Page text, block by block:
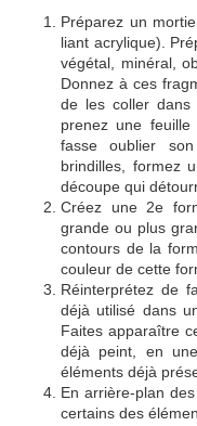
Préparez un
liant acrylique).
végétal, minéral,
Donnez à ces
de les coller dans
prenez une
fasse oublier
brindilles, formez
découpe qui
Créez une 2e
grande ou plus
contours de la
couleur de cette
Réinterprétez de
déjà utilisé dans
Faites apparaître
déjà peint, en
éléments déjà
En arrière-plan
certains des